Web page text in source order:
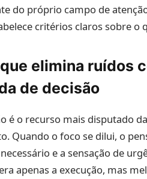
do próprio campo de
critérios claros sobre o
elimina ruídos
de decisão
é o recurso mais disputado
Quando o foco se dilui, o
e a sensação de
apenas a execução, mas